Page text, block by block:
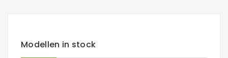
Modellen in stock